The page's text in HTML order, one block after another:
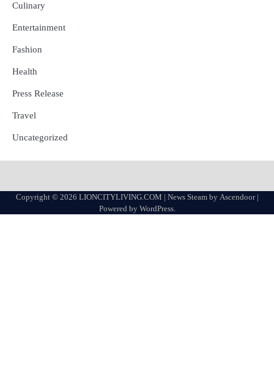
Culinary
Entertainment
Fashion
Health
Press Release
Travel
Uncategorized
Copyright © 2026 LIONCITYLIVING.COM | News Steam by Ascendoor|
Powered by WordPress.